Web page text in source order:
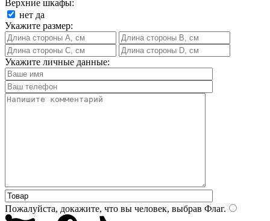
Верхние шкафы:
нет да
Укажите размер:
Укажите личные данные:
Пожалуйста, докажите, что вы человек, выбрав Флаг.